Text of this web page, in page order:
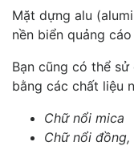
Mặt dựng alu
nền biển quảng cáo
Bạn cũng có thể
bằng các chất liệu
Chữ nổi mica
Chữ nổi đồng,